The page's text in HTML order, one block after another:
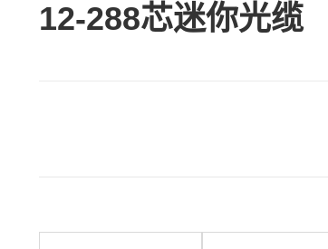
12-288芯迷你光缆